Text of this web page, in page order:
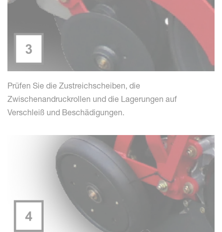
Prüfen Sie die Zustreichscheiben, die
Zwischenandruckrollen und die Lagerungen auf
Verschleiß und Beschädigungen.